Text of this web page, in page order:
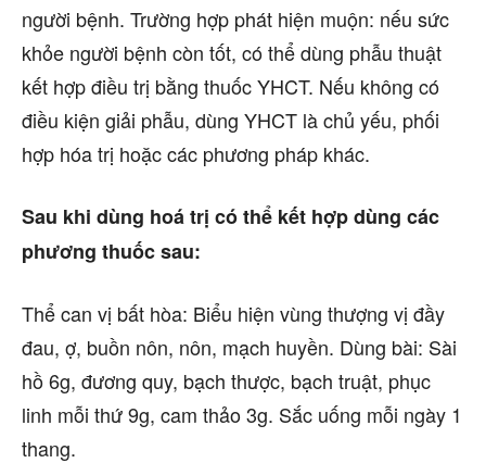
người bệnh. Trường hợp phát hiện muộn: nếu sức
khỏe người bệnh còn tốt, có thể dùng phẫu thuật
kết hợp điều trị bằng thuốc YHCT. Nếu không có
điều kiện giải phẫu, dùng YHCT là chủ yếu, phối
hợp hóa trị hoặc các phương pháp khác.
Sau khi dùng hoá trị có thể kết hợp dùng các
phương thuốc sau:
Thể can vị bất hòa: Biểu hiện vùng thượng vị đầy
đau, ợ, buồn nôn, nôn, mạch huyền. Dùng bài: Sài
hồ 6g, đương quy, bạch thược, bạch truật, phục
linh mỗi thứ 9g, cam thảo 3g. Sắc uống mỗi ngày 1
thang.